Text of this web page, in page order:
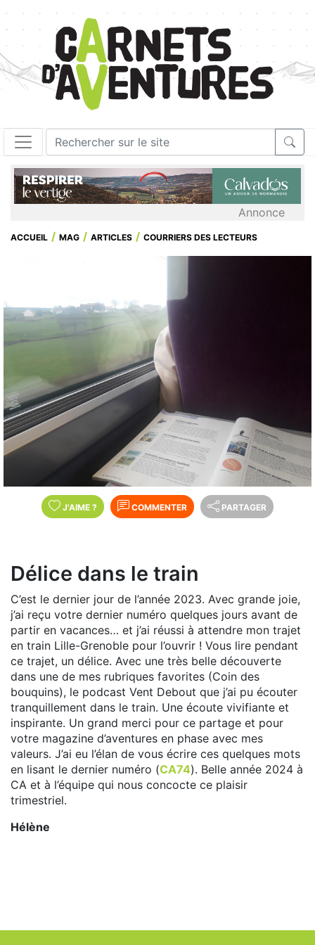
Annonce
ACCUEIL MAG ARTICLES COURRIERS DES LECTEURS
J'AIME ? COMMENTER PARTAGER
Délice dans le train
C’est le dernier jour de l’année 2023. Avec grande joie,
j’ai reçu votre dernier numéro quelques jours avant de
partir en vacances… et j’ai réussi à attendre mon trajet
en train Lille-Grenoble pour l’ouvrir ! Vous lire pendant
ce trajet, un délice. Avec une très belle découverte
dans une de mes rubriques favorites (Coin des
bouquins), le podcast Vent Debout que j’ai pu écouter
tranquillement dans le train. Une écoute vivifiante et
inspirante. Un grand merci pour ce partage et pour
votre magazine d’aventures en phase avec mes
valeurs. J’ai eu l’élan de vous écrire ces quelques mots
en lisant le dernier numéro (CA74). Belle année 2024 à
CA et à l’équipe qui nous concocte ce plaisir
trimestriel.
Hélène